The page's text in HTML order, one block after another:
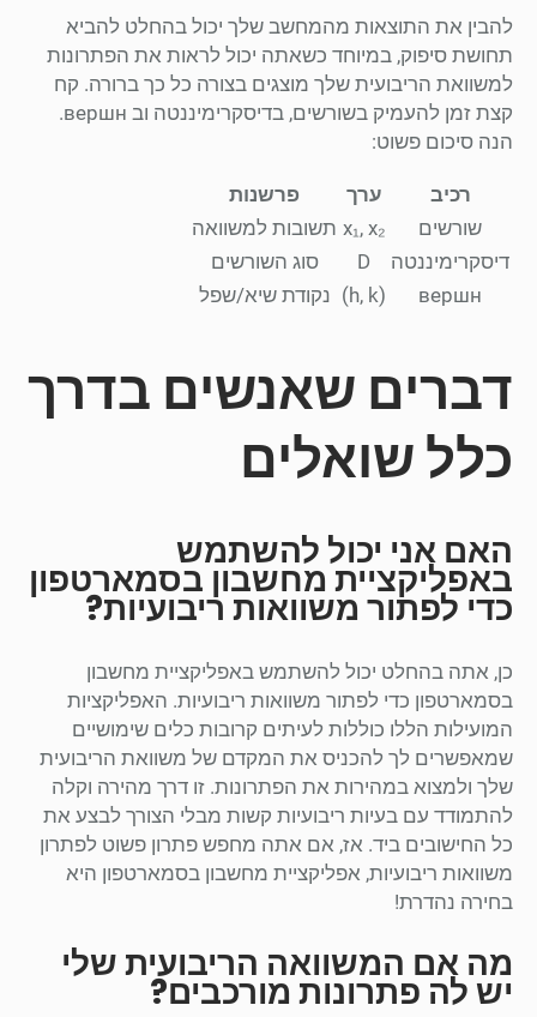
להבין את התוצאות מהמחשב שלך יכול בהחלט להביא
תחושת סיפוק, במיוחד כשאתה יכול לראות את הפתרונות
למשוואת הריבועית שלך מוצגים בצורה כל כך ברורה. קח
קצת זמן להעמיק בשורשים, בדיסקרימיננטה וב вершн.
הנה סיכום פשוט:
רכיב ערך
פרשנות
שורשים
x₁, x₂ תשובות למשוואה
דיסקרימיננטה
D
סוג השורשים
вершн
(h, k) נקודת שיא/שפל
דברים שאנשים בדרך
כלל שואלים
האם אני יכול להשתמש
באפליקציית מחשבון בסמארטפון
כדי לפתור משוואות ריבועיות?
כן, אתה בהחלט יכול להשתמש באפליקציית מחשבון
בסמארטפון כדי לפתור משוואות ריבועיות. האפליקציות
המועילות הללו כוללות לעיתים קרובות כלים שימושיים
שמאפשרים לך להכניס את המקדם של משוואת הריבועית
שלך ולמצוא במהירות את הפתרונות. זו דרך מהירה וקלה
להתמודד עם בעיות ריבועיות קשות מבלי הצורך לבצע את
כל החישובים ביד. אז, אם אתה מחפש פתרון פשוט לפתרון
משוואות ריבועיות, אפליקציית מחשבון בסמארטפון היא
בחירה נהדרת!
מה אם המשוואה הריבועית שלי
יש לה פתרונות מורכבים?